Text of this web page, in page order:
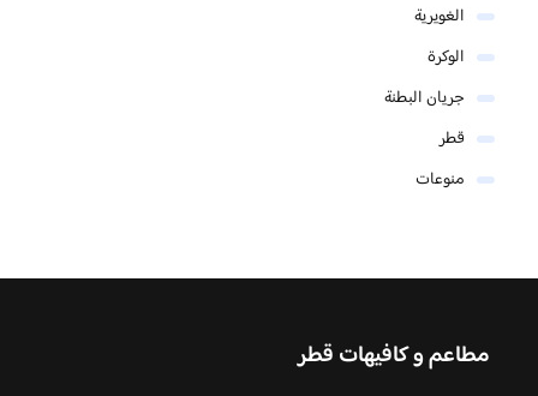
الغويرية
الوكرة
جريان البطنة
قطر
منوعات
مطاعم و كافيهات قطر